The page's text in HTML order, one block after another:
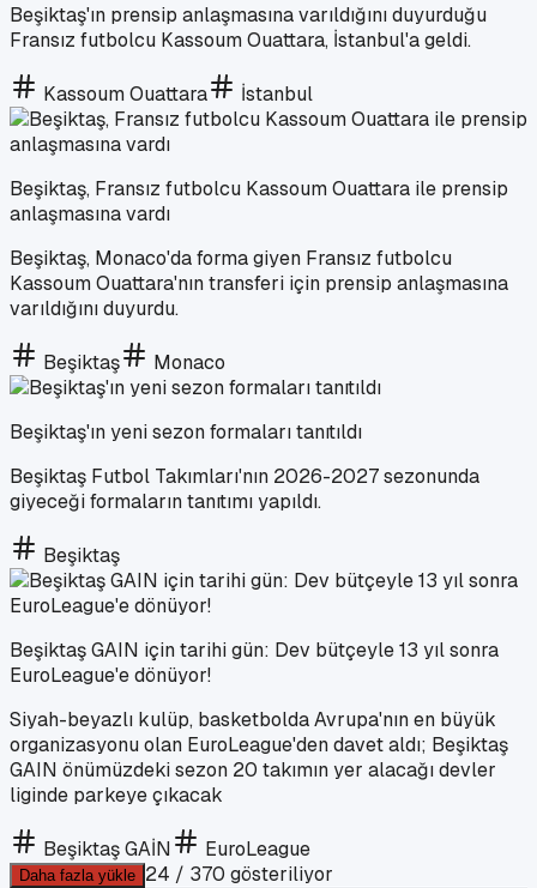
Beşiktaş'ın prensip anlaşmasına varıldığını duyurduğu
Fransız futbolcu Kassoum Ouattara, İstanbul'a geldi.
Kassoum Ouattara İstanbul
Beşiktaş, Fransız futbolcu Kassoum Ouattara ile prensip
anlaşmasına vardı
Beşiktaş, Monaco'da forma giyen Fransız futbolcu
Kassoum Ouattara'nın transferi için prensip anlaşmasına
varıldığını duyurdu.
Beşiktaş Monaco
Beşiktaş'ın yeni sezon formaları tanıtıldı
Beşiktaş Futbol Takımları'nın 2026-2027 sezonunda
giyeceği formaların tanıtımı yapıldı.
Beşiktaş
Beşiktaş GAIN için tarihi gün: Dev bütçeyle 13 yıl sonra
EuroLeague'e dönüyor!
Siyah-beyazlı kulüp, basketbolda Avrupa'nın en büyük
organizasyonu olan EuroLeague'den davet aldı; Beşiktaş
GAIN önümüzdeki sezon 20 takımın yer alacağı devler
liginde parkeye çıkacak
Beşiktaş GAİN EuroLeague
Daha fazla yükle 24 / 370 gösteriliyor